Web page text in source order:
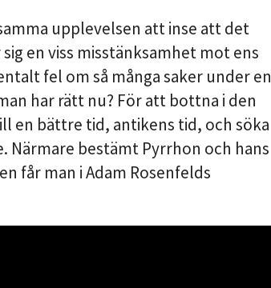
upplevelsen att inse att det
en viss misstänksamhet mot ens
fel om så många saker under en
har rätt nu? För att bottna i den
en bättre tid, antikens tid, och söka
Närmare bestämt Pyrrhon och hans
får man i Adam Rosenfelds